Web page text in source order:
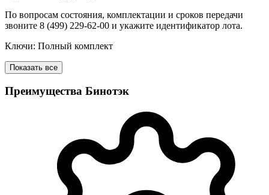
По вопросам состояния, комплектации и сроков передачи
звоните 8 (499) 229-62-00 и укажите идентификатор лота.
Ключи: Полный комплект
Показать все
Преимущества Бинотэк